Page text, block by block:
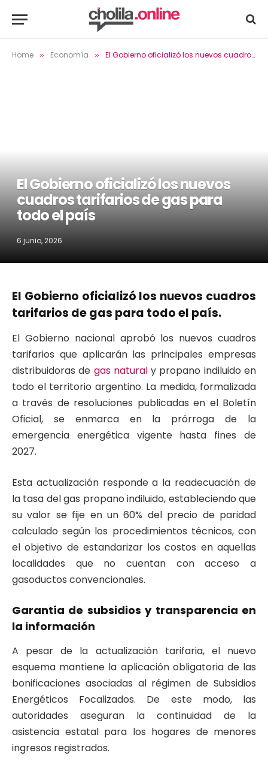
Home » Economía » El Gobierno oficializó los nuevos cuadros tarifarios de gas para todo el país
El Gobierno oficializó los nuevos
cuadros tarifarios de gas para
todo el país
6 junio, 2026
El Gobierno oficializó los nuevos cuadros
tarifarios de gas para todo el país.
El Gobierno nacional aprobó los nuevos cuadros
tarifarios que aplicarán las principales empresas
distribuidoras de gas naturaly propano indiluido en
todo el territorio argentino. La medida, formalizada
a través de resoluciones publicadas en el Boletín
Oficial, se enmarca en la prórroga de la
emergencia energética vigente hasta fines de
2027.
Esta actualización responde a la readecuación de
la tasa del gas propano indiluido, estableciendo que
su valor se fije en un 60% del precio de paridad
calculado según los procedimientos técnicos, con
el objetivo de estandarizar los costos en aquellas
localidades que no cuentan con acceso a
gasoductos convencionales.
Garantía de subsidios y transparencia en
la información
A pesar de la actualización tarifaria, el nuevo
esquema mantiene la aplicación obligatoria de las
bonificaciones asociadas al régimen de Subsidios
Energéticos Focalizados. De este modo, las
autoridades aseguran la continuidad de la
asistencia estatal para los hogares de menores
ingresos registrados.